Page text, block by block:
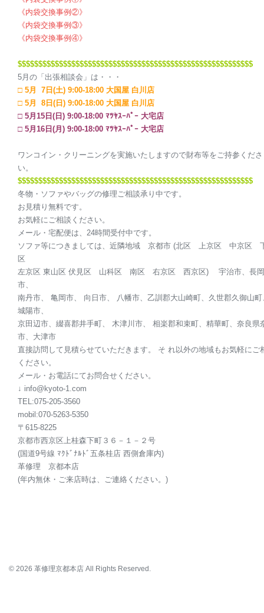
《内袋交換事例②》
《内袋交換事例③》
《内袋交換事例④》
$$$$$$$$$$$$$$$$$$$$$$$$$$$$$$$$$$$$$$$$$$$$$$$$$$$$$$$$$
5月の「出張相談会」は・・・
□ 5月 7日(土) 9:00-18:00 大国屋 白川店
□ 5月 8日(日) 9:00-18:00 大国屋 白川店
□ 5月15日(日) 9:00-18:00 ﾏﾂﾔｽｰﾊﾟｰ 大宅店
□ 5月16日(月) 9:00-18:00 ﾏﾂﾔｽｰﾊﾟｰ 大宅店
ワンコイン・クリーニングを実施いたしますので財布等をご持参くださ
い。
$$$$$$$$$$$$$$$$$$$$$$$$$$$$$$$$$$$$$$$$$$$$$$$$$$$$$$$$$
冬物・ソファやバッグの修理ご相談承り中です。
お見積り無料です。
お気軽にご相談ください。
メール・宅配便は、24時間受付中です。
ソファ等につきましては、近隣地域 京都市 (北区 上京区 中京区
区
左京区 東山区 伏見区 山科区 南区 右京区 西京区) 宇治市、長
市、
南丹市、 亀岡市、 向日市、 八幡市、乙訓郡大山崎町、久世郡久御山町
城陽市、
京田辺市、綴喜郡井手町、 木津川市、 相楽郡和束町、精華町、奈良県
市、大津市
直接訪問して見積らせていただきます。 そ れ以外の地域もお気軽にご
ください。
メール・お電話にてお問合せください。
↓ info@kyoto-1.com
TEL:075-205-3560
mobil:070-5263-5350
〒615-8225
京都市西京区上桂森下町３６－１－２号
(国道9号線 ﾏｸﾄﾞﾅﾙﾄﾞ五条桂店 西側倉庫内)
革修理 京都本店
(年内無休・ご来店時は、ご連絡ください。)
© 2026 革修理京都本店 All Rights Reserved.